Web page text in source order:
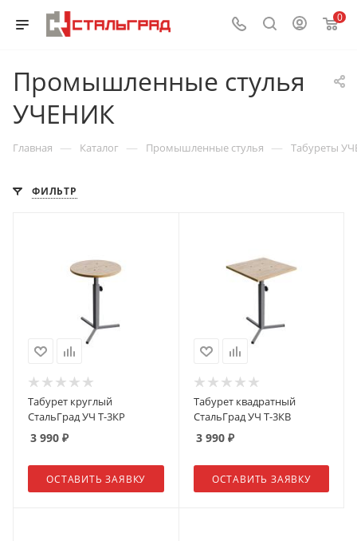
0
Промышленные стулья
УЧЕНИК
Главная — Каталог — Промышленные стулья — Табуреты
ФИЛЬТР
Табурет круглый
СтальГрад УЧ Т-3КР
3 990 ₽
ОСТАВИТЬ ЗАЯВКУ
Табурет квадратный
СтальГрад УЧ Т-3КВ
3 990₽
ОСТАВИТЬ ЗАЯВКУ